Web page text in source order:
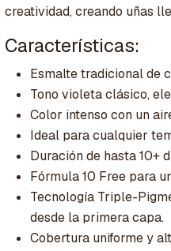
creatividad, creando uñas
Características:
Esmalte tradicional de
Tono violeta clásico,
Color intenso con un
Ideal para cualquier
Duración de hasta 10+
Fórmula 10 Free para
Tecnología Triple-
desde la primera capa.
Cobertura uniforme y